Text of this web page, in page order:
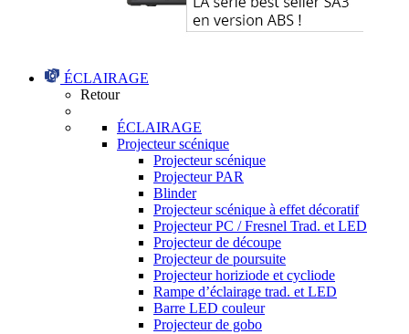
ÉCLAIRAGE
Retour
ÉCLAIRAGE
Projecteur scénique
Projecteur scénique
Projecteur PAR
Blinder
Projecteur scénique à effet décoratif
Projecteur PC / Fresnel Trad. et LED
Projecteur de découpe
Projecteur de poursuite
Projecteur horiziode et cycliode
Rampe d’éclairage trad. et LED
Barre LED couleur
Projecteur de gobo